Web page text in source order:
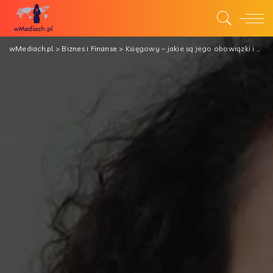
wMediach.pl> Biznes i Finanse > Księgowy – jakie są jego obowiązki i zadania w firmie?